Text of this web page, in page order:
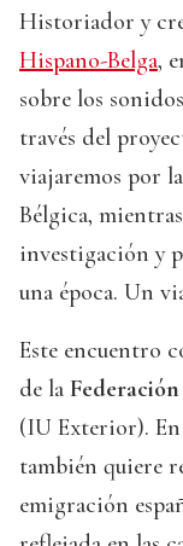
Historiador y
Hispano-Belga,
sobre los
través del
viajaremos por
Bélgica,
investigación y
una época. Un
Este encuentro
de la
(IU Exterior).
también quiere
emigración